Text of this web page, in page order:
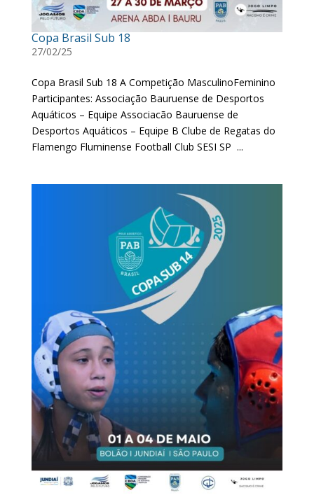
Copa Brasil Sub 18
27/02/25
Copa Brasil Sub 18 A Competição MasculinoFeminino
Participantes: Associação Bauruense de Desportos
Aquáticos – Equipe Associacão Bauruense de
Desportos Aquáticos – Equipe B Clube de Regatas do
Flamengo Fluminense Football Club SESI SP ...